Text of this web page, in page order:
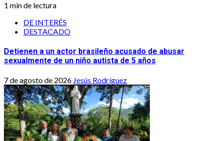
1 min de lectura
DE INTERÉS
DESTACADO
Detienen a un actor brasileño acusado de abusar
sexualmente de un niño autista de 5 años
7 de agosto de 2026 Jesús Rodríguez